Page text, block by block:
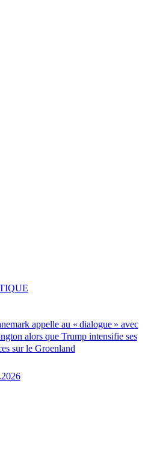
appelle au « dialogue » avec
alors que Trump intensifie ses
sur le Groenland